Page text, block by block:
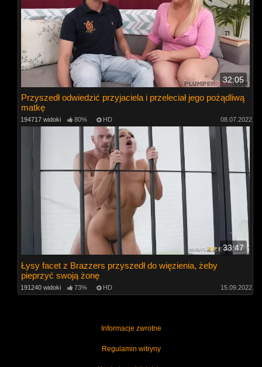
32:05
Przyszedł odwiedzić przyjaciela i przeleciał jego pożądliwą
matkę
194717 widoki 80% HD 08.07.2022
33:47
Łysy facet z Brazzers przyszedł do więzienia, żeby
pieprzyć swoją żonę
191240 widoki 73% HD 15.09.2022
Informacje zwrotne
Regulamin witryny